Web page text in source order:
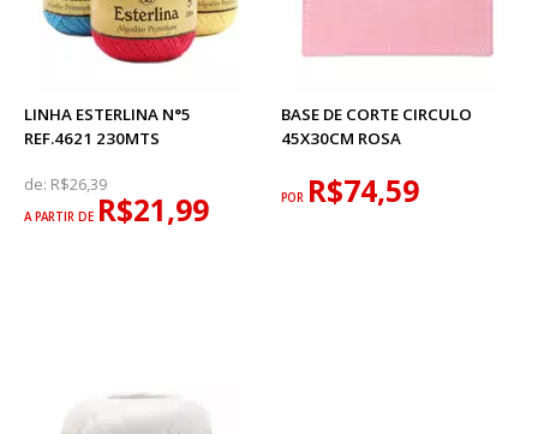
LINHA ESTERLINA N°5
REF.4621 230MTS
de: R$26,39
A PARTIR DE R$21,99
BASE DE CORTE CIRCULO
45X30CM ROSA
POR R$74,59